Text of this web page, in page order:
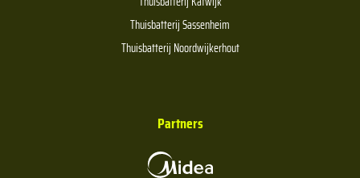
Thuisbatterij Sassenheim
Thuisbatterij Noordwijkerhout
Partners